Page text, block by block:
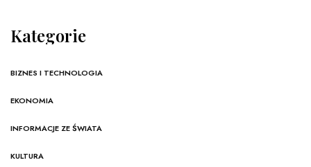
Kategorie
BIZNES I TECHNOLOGIA
EKONOMIA
INFORMACJE ZE ŚWIATA
KULTURA